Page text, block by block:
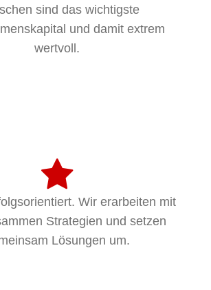
sind das wichtigste
und damit extrem
wertvoll.
Wir erarbeiten mit
Strategien und setzen
Lösungen um.